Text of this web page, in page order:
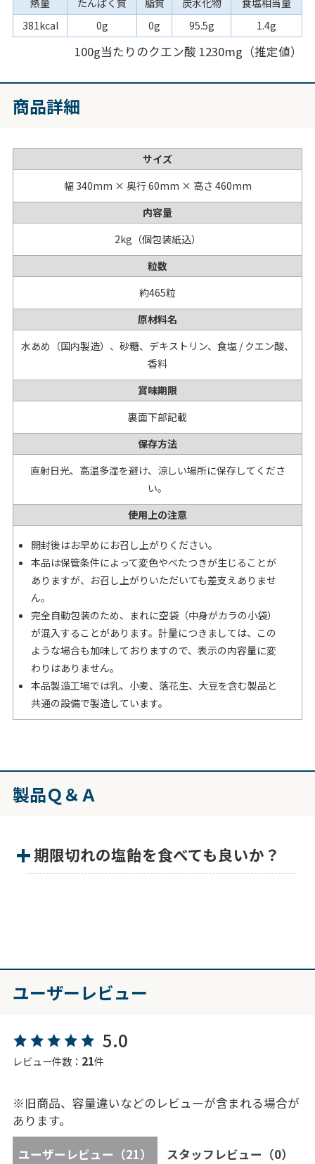
熱量 たんぱく質 脂質 炭水化物
食塩相当量
381kcal
0g 0g 95.5g 1.4g
100g当たりのクエン酸 1230mg（推定値）
商品詳細
サイズ
幅 340mm × 奥行 60mm × 高さ 460mm
内容量
2kg（個包装紙込）
粒数
約465粒
原材料名
水あめ（国内製造）、砂糖、デキストリン、食塩 / クエン酸、
香料
賞味期限
裏面下部記載
保存方法
直射日光、高温多湿を避け、涼しい場所に保存してくださ
い。
使用上の注意
開封後はお早めにお召し上がりください。
本品は保管条件によって変色やべたつきが生じることが
ありますが、お召し上がりいただいても差支えありませ
ん。
完全自動包装のため、まれに空袋（中身がカラの小袋）
が混入することがあります。計量につきましては、この
ような場合も加味しておりますので、表示の内容量に変
わりはありません。
本品製造工場では乳、小麦、落花生、大豆を含む製品と
共通の設備で製造しています。
製品Ｑ＆Ａ
期限切れの塩飴を食べても良いか？
ユーザーレビュー
5.0
レビュー件数： 21件
※旧商品、容量違いなどのレビューが含まれる場合が
あります。
ユーザーレビュー （21） スタッフレビュー （0）